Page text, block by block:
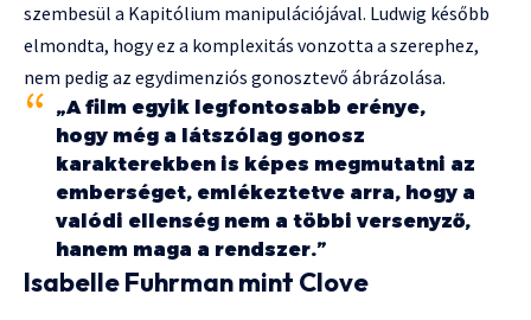
szembesül a Kapitólium manipulációjával. Ludwig később
elmondta, hogy ez a komplexitás vonzotta a szerephez,
nem pedig az egydimenziós gonosztevő ábrázolása.
„A film egyik legfontosabb erénye,
hogy még a látszólag gonosz
karakterekben is képes megmutatni az
emberséget, emlékeztetve arra, hogy a
valódi ellenség nem a többi versenyző,
hanem maga a rendszer.”
Isabelle Fuhrman mint Clove